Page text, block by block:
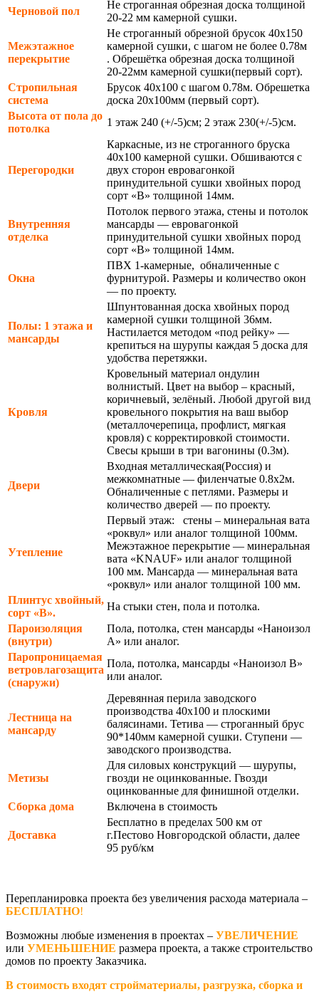
Черновой пол
Не строганная обрезная доска толщиной
20-22 мм камерной сушки.
Межэтажное
перекрытие
Не строганный обрезной брусок 40х150
камерной сушки, с шагом не более 0.78м
. Обрешётка обрезная доска толщиной
20-22мм камерной сушки(первый сорт).
Стропильная
система
Брусок 40х100 с шагом 0.78м. Обрешетка
доска 20х100мм (первый сорт).
Высота от пола до
потолка
1 этаж 240 (+/-5)см; 2 этаж 230(+/-5)см.
Перегородки
Каркасные, из не строганного бруска
40х100 камерной сушки. Обшиваются с
двух сторон евровагонкой
принудительной сушки хвойных пород
сорт «В» толщиной 14мм.
Внутренняя
отделка
Потолок первого этажа, стены и потолок
мансарды — евровагонкой
принудительной сушки хвойных пород
сорт «В» толщиной 14мм.
Окна
ПВХ 1-камерные, обналиченные с
фурнитурой. Размеры и количество окон
— по проекту.
Полы: 1 этажа и
мансарды
Шпунтованная доска хвойных пород
камерной сушки толщиной 36мм.
Настилается методом «под рейку» —
крепиться на шурупы каждая 5 доска для
удобства перетяжки.
Кровля
Кровельный материал ондулин
волнистый. Цвет на выбор – красный,
коричневый, зелёный. Любой другой вид
кровельного покрытия на ваш выбор
(металлочерепица, профлист, мягкая
кровля) с корректировкой стоимости.
Свесы крыши в три вагонины (0.3м).
Двери
Входная металлическая(Россия) и
межкомнатные — филенчатые 0.8х2м.
Обналиченные с петлями. Размеры и
количество дверей — по проекту.
Утепление
Первый этаж: стены – минеральная вата
«роквул» или аналог толщиной 100мм.
Межэтажное перекрытие — минеральная
вата «KNAUF» или аналог толщиной
100 мм. Мансарда — минеральная вата
«роквул» или аналог толщиной 100 мм.
Плинтус хвойный,
сорт «В».
На стыки стен, пола и потолка.
Пароизоляция
(внутри)
Пола, потолка, стен мансарды «Наноизол
А» или аналог.
Паропроницаемая
ветровлагозащита
(снаружи)
Пола, потолка, мансарды «Наноизол В»
или аналог.
Лестница на
мансарду
Деревянная перила заводского
производства 40х100 и плоскими
балясинами. Тетива — строганный брус
90*140мм камерной сушки. Ступени —
заводского производства.
Метизы
Для силовых конструкций — шурупы,
гвозди не оцинкованные. Гвозди
оцинкованные для финишной отделки.
Сборка дома
Включена в стоимость
Доставка
Бесплатно в пределах 500 км от
г.Пестово Новгородской области, далее
95 руб/км
Перепланировка проекта без увеличения расхода материала –
БЕСПЛАТНО!
Возможны любые изменения в проектах – УВЕЛИЧЕНИЕ
или УМЕНЬШЕНИЕ размера проекта, а также строительство
домов по проекту Заказчика.
В стоимость входят стройматериалы, разгрузка, сборка и